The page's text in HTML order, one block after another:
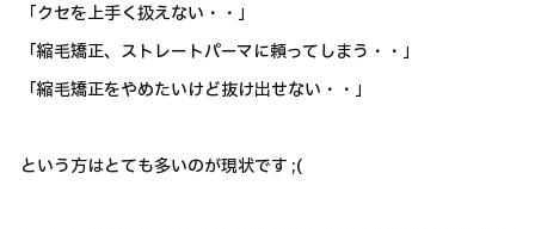
「クセを上手く扱えない・・」
「縮毛矯正、ストレートパーマに頼ってしまう・・」
「縮毛矯正をやめたいけど抜け出せない・・」
という方はとても多いのが現状です ;(